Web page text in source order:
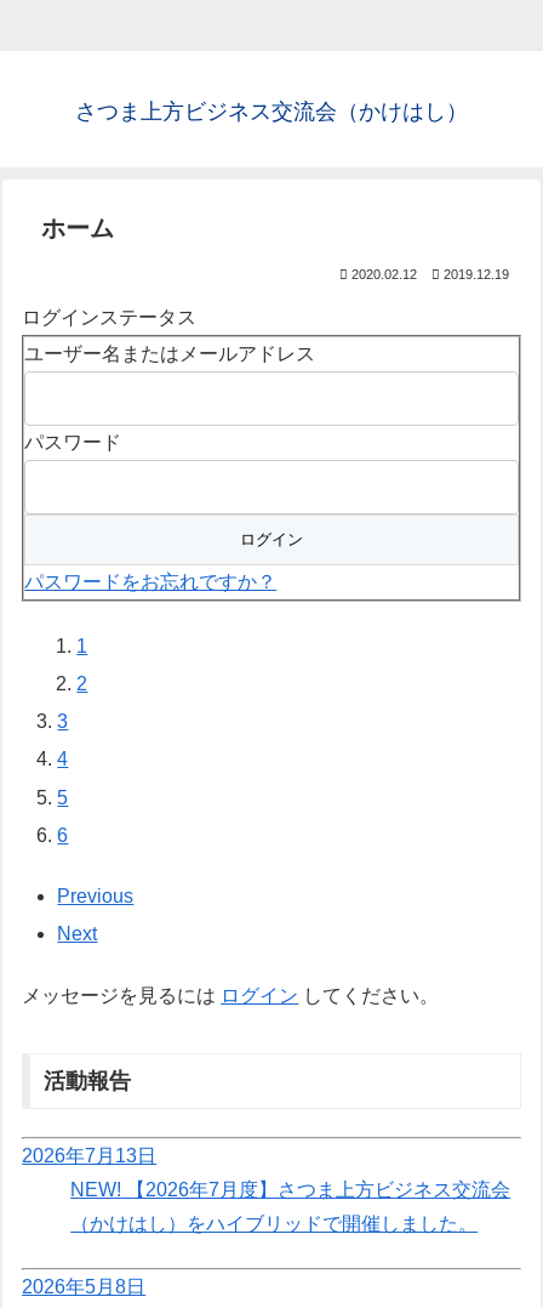
さつま上方ビジネス交流会（かけはし）
ホーム
2020.02.12 2019.12.19
ログインステータス
ユーザー名またはメールアドレス
パスワード
パスワードをお忘れですか？
1
2
3
4
5
6
Previous
Next
メッセージを見るには ログイン してください。
活動報告
2026年7月13日
NEW! 【2026年7月度】さつま上方ビジネス交流会
（かけはし）をハイブリッドで開催しました。
2026年5月8日